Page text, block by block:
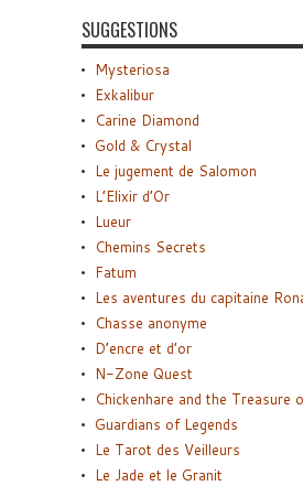
SUGGESTIONS
Mysteriosa
Exkalibur
Carine Diamond
Gold & Crystal
Le jugement de Salomon
L’Elixir d’Or
Lueur
Chemins Secrets
Fatum
Les aventures du capitaine
Chasse anonyme
D’encre et d’or
N-Zone Quest
Chickenhare and the Treasure
Guardians of Legends
Le Tarot des Veilleurs
Le Jade et le Granit